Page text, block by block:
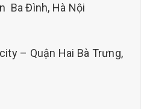
Ba Đình, Hà Nội
– Quận Hai Bà Trưng,